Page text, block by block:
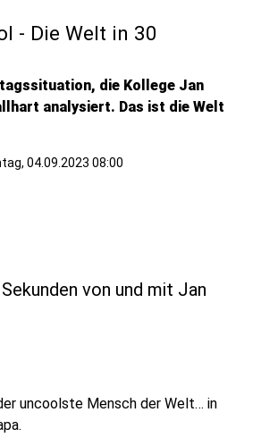
- Die Welt in 30
die Kollege Jan
analysiert. Das ist die Welt
04.09.2023 08:00
von und mit Jan
uncoolste Mensch der Welt… in